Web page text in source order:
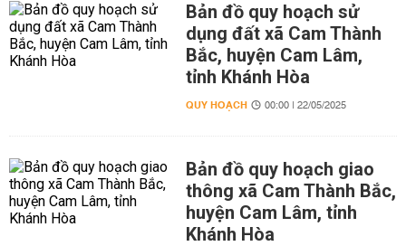
Bản đồ quy hoạch sử
dụng đất xã Cam Thành
Bắc, huyện Cam Lâm,
tỉnh Khánh Hòa
QUY HOẠCH 00:00 | 22/05/2025
Bản đồ quy hoạch giao
thông xã Cam Thành Bắc,
huyện Cam Lâm, tỉnh
Khánh Hòa